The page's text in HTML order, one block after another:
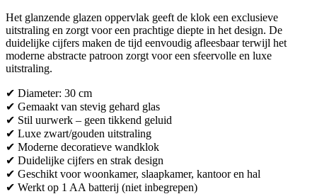
Het glanzende glazen oppervlak geeft de klok een exclusieve
uitstraling en zorgt voor een prachtige diepte in het design. De
duidelijke cijfers maken de tijd eenvoudig afleesbaar terwijl het
moderne abstracte patroon zorgt voor een sfeervolle en luxe
uitstraling.
✔ Diameter: 30 cm
✔ Gemaakt van stevig gehard glas
✔ Stil uurwerk – geen tikkend geluid
✔ Luxe zwart/gouden uitstraling
✔ Moderne decoratieve wandklok
✔ Duidelijke cijfers en strak design
✔ Geschikt voor woonkamer, slaapkamer, kantoor en hal
✔ Werkt op 1 AA batterij (niet inbegrepen)